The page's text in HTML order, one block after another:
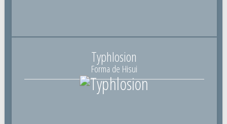
Typhlosion
Forma de Hisui